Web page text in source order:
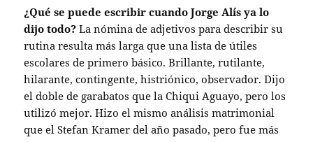
¿Qué se puede escribir cuando Jorge Alís ya lo
dijo todo? La nómina de adjetivos para describir su
rutina resulta más larga que una lista de útiles
escolares de primero básico. Brillante, rutilante,
hilarante, contingente, histriónico, observador. Dijo
el doble de garabatos que la Chiqui Aguayo, pero los
utilizó mejor. Hizo el mismo análisis matrimonial
que el Stefan Kramer del año pasado, pero fue más